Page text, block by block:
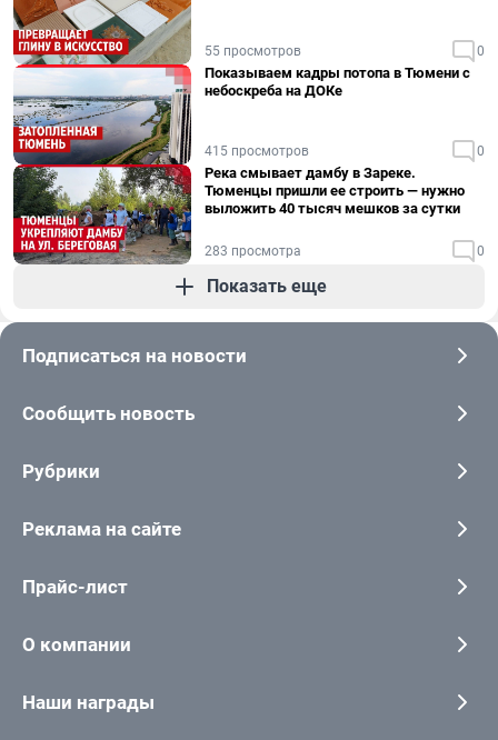
55 просмотров 0
Показываем кадры потопа в Тюмени с
небоскреба на ДОКе
415 просмотров 0
Река смывает дамбу в Зареке.
Тюменцы пришли ее строить — нужно
выложить 40 тысяч мешков за сутки
283 просмотра 0
Показать еще
Подписаться на новости
Сообщить новость
Рубрики
Реклама на сайте
Прайс-лист
О компании
Наши награды